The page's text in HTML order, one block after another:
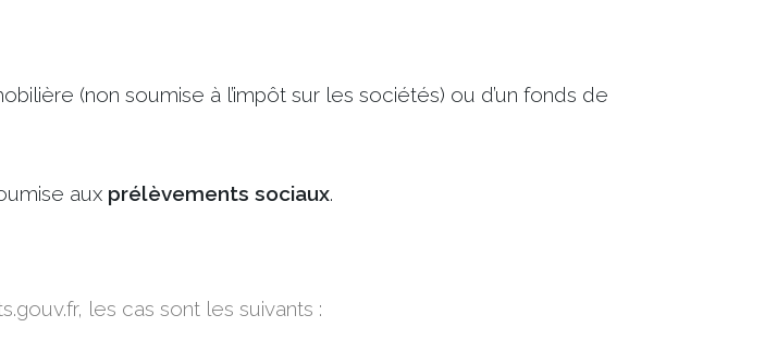
(non soumise à l’impôt sur les sociétés) ou d’un fonds de
aux prélèvements sociaux.
les cas sont les suivants :